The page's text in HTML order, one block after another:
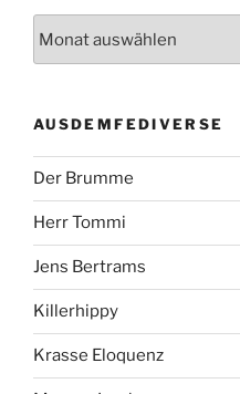
AUSDEMFEDIVERSE
Der Brumme
Herr Tommi
Jens Bertrams
Killerhippy
Krasse Eloquenz